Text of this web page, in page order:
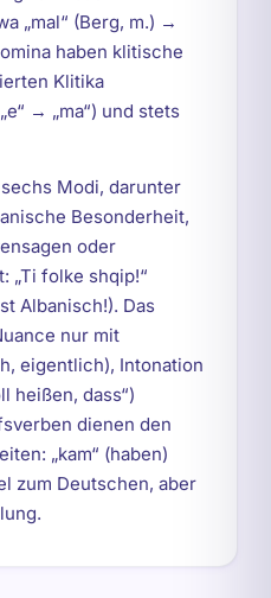
„mal“ (Berg, m.) →
haben klitische
Klitika
→ „ma“) und stets
Modi, darunter
Besonderheit,
oder
„Ti folke shqip!“
Albanisch!). Das
nur mit
eigentlich), Intonation
heißen, dass“)
dienen den
„kam“ (haben)
zum Deutschen, aber